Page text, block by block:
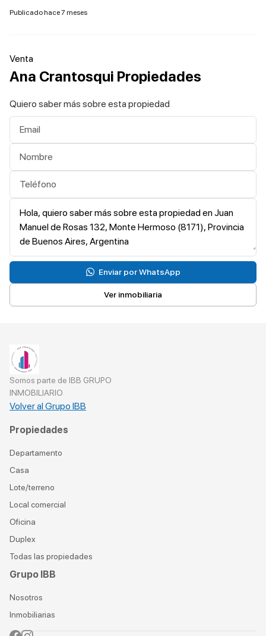
Publicado hace 7 meses
Venta
Ana Crantosqui Propiedades
Quiero saber más sobre esta propiedad
Enviar por WhatsApp
Ver inmobiliaria
Somos parte de IBB GRUPO
INMOBILIARIO
Volver al Grupo IBB
Propiedades
Departamento
Casa
Lote/terreno
Local comercial
Oficina
Duplex
Todas las propiedades
Grupo IBB
Nosotros
Inmobiliarias